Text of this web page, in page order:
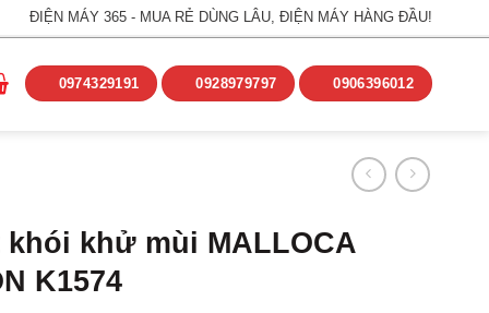
ĐIỆN MÁY 365 - MUA RẺ DÙNG LÂU, ĐIỆN MÁY HÀNG ĐẦU!
0974329191 0928979797 0906396012
khói khử mùi MALLOCA
K1574